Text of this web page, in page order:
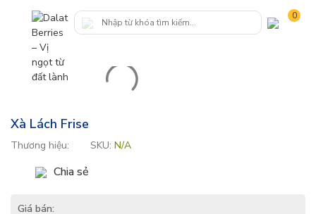
0
Xà Lách Frise
Thương hiệu: SKU: N/A
Chia sẻ
Giá bán: